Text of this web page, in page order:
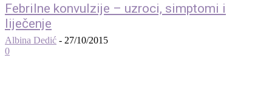
Febrilne konvulzije – uzroci, simptomi i
liječenje
Albina Dedić - 27/10/2015
0